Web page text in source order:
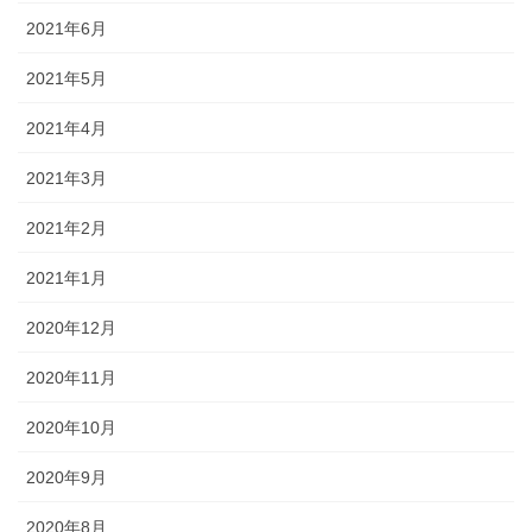
2021年6月
2021年5月
2021年4月
2021年3月
2021年2月
2021年1月
2020年12月
2020年11月
2020年10月
2020年9月
2020年8月